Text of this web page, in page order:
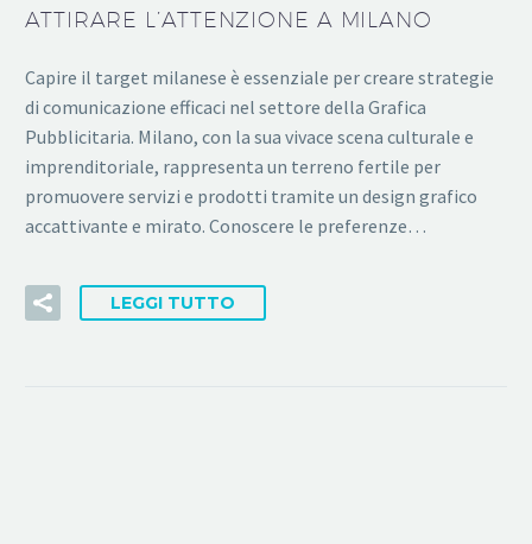
ATTIRARE L’ATTENZIONE A MILANO
Capire il target milanese è essenziale per creare strategie
di comunicazione efficaci nel settore della Grafica
Pubblicitaria. Milano, con la sua vivace scena culturale e
imprenditoriale, rappresenta un terreno fertile per
promuovere servizi e prodotti tramite un design grafico
accattivante e mirato. Conoscere le preferenze…
LEGGI TUTTO